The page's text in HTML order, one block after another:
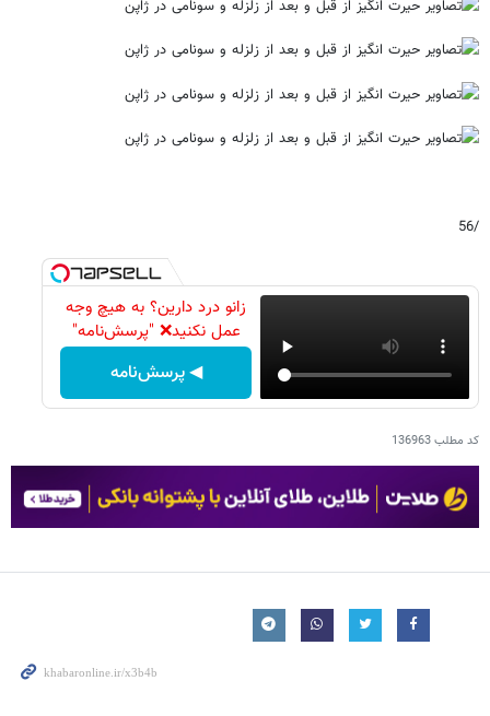
/56
زانو درد دارین؟ به هیچ وجه
عمل نکنید❌ "پرسش‌نامه"
◀ پرسش‌نامه
کد مطلب136963